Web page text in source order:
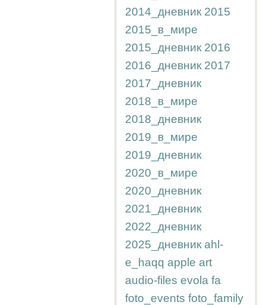
2014_дневник 2015
2015_в_мире
2015_дневник 2016
2016_дневник 2017
2017_дневник
2018_в_мире
2018_дневник
2019_в_мире
2019_дневник
2020_в_мире
2020_дневник
2021_дневник
2022_дневник
2025_дневник ahl-
e_haqq apple art
audio-files evola fa
foto_events foto_family